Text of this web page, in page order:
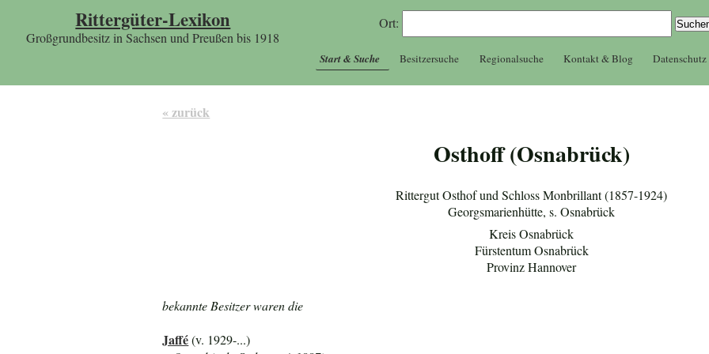
Rittergüter-Lexikon
Großgrundbesitz in Sachsen und Preußen bis 1918
Ort:
Start & Suche Besitzersuche Regionalsuche Kontakt & Blog Datenschutz
« zurück
Osthoff (Osnabrück)
Rittergut Osthof und Schloss Monbrillant (1857-1924)
Georgsmarienhütte, s. Osnabrück
Kreis Osnabrück
Fürstentum Osnabrück
Provinz Hannover
bekannte Besitzer waren die
Jaffé(v. 1929-...)